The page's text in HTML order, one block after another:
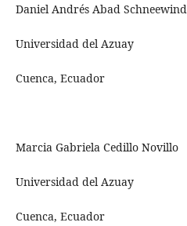
Daniel Andrés Abad Schneewind
Universidad del Azuay
Cuenca, Ecuador
Marcia Gabriela Cedillo Novillo
Universidad del Azuay
Cuenca, Ecuador